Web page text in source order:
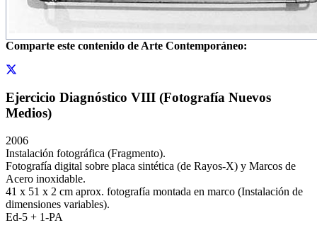
Comparte este contenido de Arte Contemporáneo:
Ejercicio Diagnóstico VIII (Fotografía Nuevos
Medios)
2006
Instalación fotográfica (Fragmento).
Fotografía digital sobre placa sintética (de Rayos-X) y Marcos de
Acero inoxidable.
41 x 51 x 2 cm aprox. fotografía montada en marco (Instalación de
dimensiones variables).
Ed-5 + 1-PA